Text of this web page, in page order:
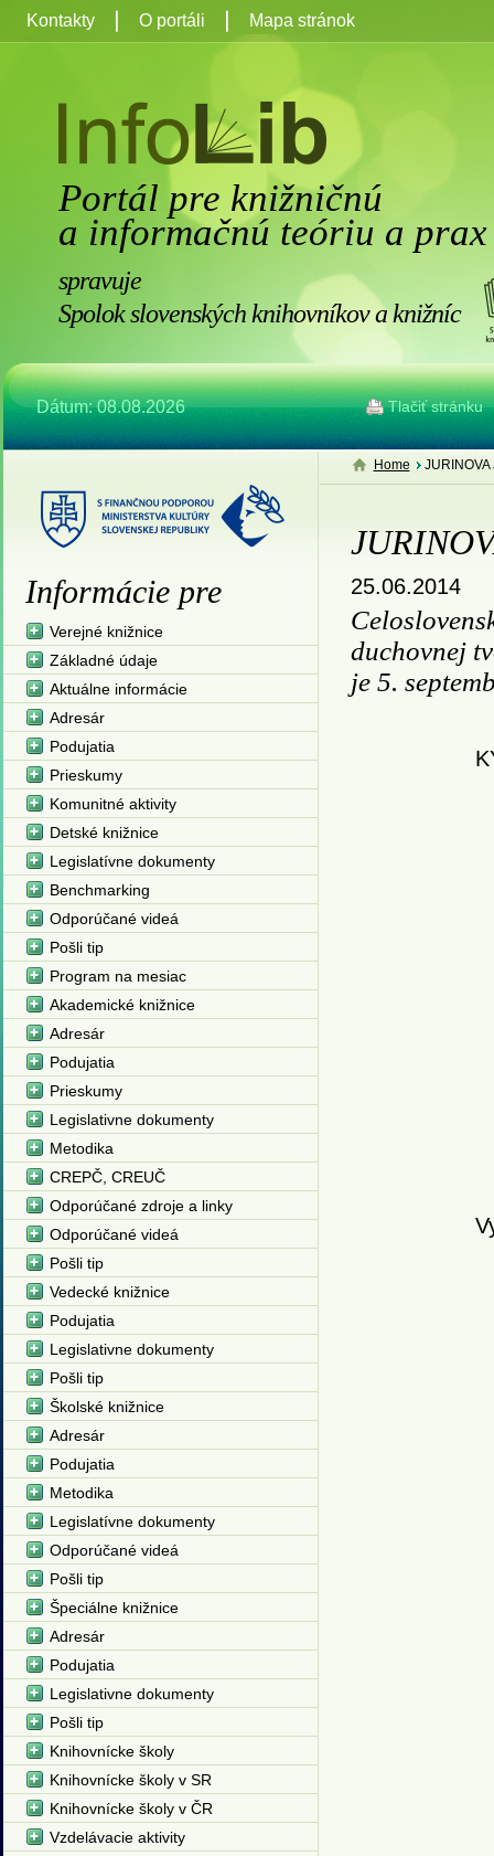
Portál pre knižničnú
a informačnú teóriu a prax
spravuje
Spolok slovenských knihovníkov a knižníc
Dátum: 08.08.2026 Tlačiť stránku
Kontakty O portáli Mapa stránok
Home JURINOVA
25.06.2014
duchovnej
je 5.
Informácie pre
Verejné knižnice
Základné údaje
Aktuálne informácie
Adresár
Podujatia
Prieskumy
Komunitné aktivity
Detské knižnice
Legislatívne dokumenty
Benchmarking
Odporúčané videá
Pošli tip
Program na mesiac
Akademické knižnice
Adresár
Podujatia
Prieskumy
Legislativne dokumenty
Metodika
CREPČ, CREUČ
Odporúčané zdroje a linky
Odporúčané videá
Pošli tip
Vedecké knižnice
Podujatia
Legislativne dokumenty
Pošli tip
Školské knižnice
Adresár
Podujatia
Metodika
Legislatívne dokumenty
Odporúčané videá
Pošli tip
Špeciálne knižnice
Adresár
Podujatia
Legislativne dokumenty
Pošli tip
Knihovnícke školy
Knihovnícke školy v SR
Knihovnícke školy v ČR
Vzdelávacie aktivity